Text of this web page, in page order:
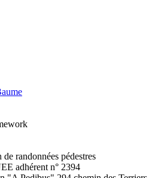
randonnées pédestres
adhérent n° 2394